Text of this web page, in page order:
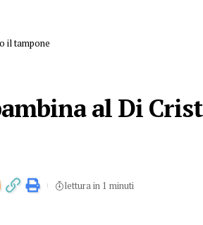
il tampone
al Di
lettura in 1 minuti